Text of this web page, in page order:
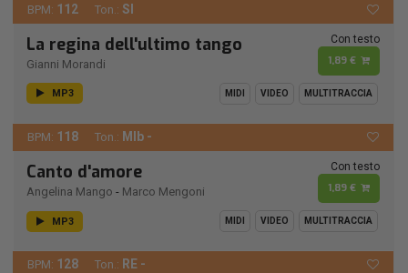
BPM: 112 Ton.: SI
La regina dell'ultimo tango
Gianni Morandi
Con testo
1,89 €
MP3 MIDI VIDEO MULTITRACCIA
BPM: 118 Ton.: MIb -
Canto d'amore
Angelina Mango - Marco Mengoni
Con testo
1,89 €
MP3 MIDI VIDEO MULTITRACCIA
BPM: 128 Ton.: RE -